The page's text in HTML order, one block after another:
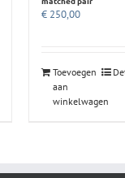
€250,00
Toevoegen
aan
winkelwagen